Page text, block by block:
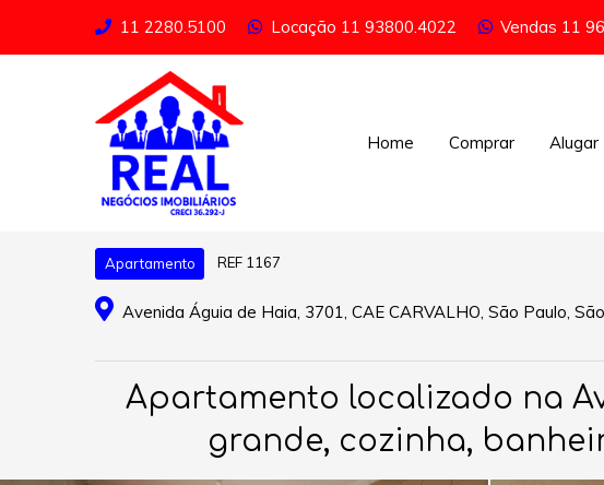
11 2280.5100 Locação 11 93800.4022 Vendas 11
Home Comprar Alugar
Apartamento REF 1167
Avenida Águia de Haia, 3701, CAE CARVALHO, São Paulo,
Apartamento localizado na
grande, cozinha,